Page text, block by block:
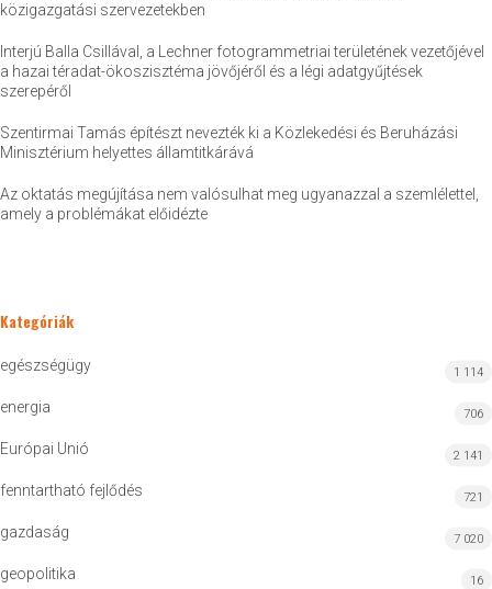
közigazgatási szervezetekben
Interjú Balla Csillával, a Lechner fotogrammetriai területének vezetőjével
a hazai téradat-ökoszisztéma jövőjéről és a légi adatgyűjtések
szerepéről
Szentirmai Tamás építészt nevezték ki a Közlekedési és Beruházási
Minisztérium helyettes államtitkárává
Az oktatás megújítása nem valósulhat meg ugyanazzal a szemlélettel,
amely a problémákat előidézte
Kategóriák
egészségügy 1 114
energia 706
Európai Unió 2 141
fenntartható fejlődés 721
gazdaság 7 020
geopolitika 16